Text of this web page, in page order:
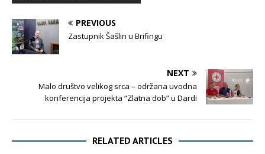
PREVIOUS
Zastupnik Šašlin u Brifingu
NEXT
Malo društvo velikog srca – održana uvodna
konferencija projekta “Zlatna dob” u Dardi
RELATED ARTICLES